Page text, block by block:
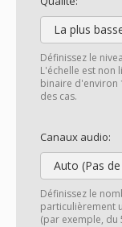
La plus
Définissez le
L'échelle est non
binaire d'environ
des cas.
Canaux audio:
Auto (Pas
Définissez le
particulièrement
(par exemple, du